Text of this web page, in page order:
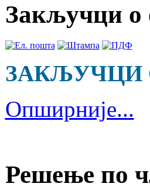
Закључци о
ЗАКЉУЧЦИ
Опширније...
Решење по